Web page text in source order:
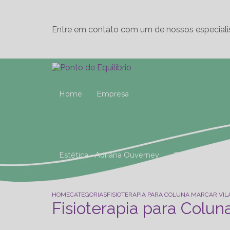
Entre em contato com um de nossos
Home Empresa
Estética - Adriana Ouverney Fisioterapia
HOMECATEGORIASFISIOTERAPIA PARA COLUNA MARCAR
Fisioterapia para